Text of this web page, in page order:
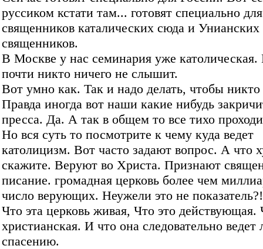
руссиком кстати там... готовят специально
священников каталических сюда и Унианских
священников.
В Москве у нас семинария уже
почти никто ничего не слышит.
Вот умно как. Так и надо делать, чтобы никто
Правда иногда вот наши какие нибудь
пресса. Да. А так в общем то все тихо
Но вся суть то посмотрите к чему куда ведет
католицизм. Вот часто задают вопрос. А что
скажите. Веруют во Христа. Признают
писание. громадная церковь более чем
число верующих. Неужели это не показатель?!
Что эта церковь живая, Что это действующая.
христианская. И что она следовательно ведет
спасению.